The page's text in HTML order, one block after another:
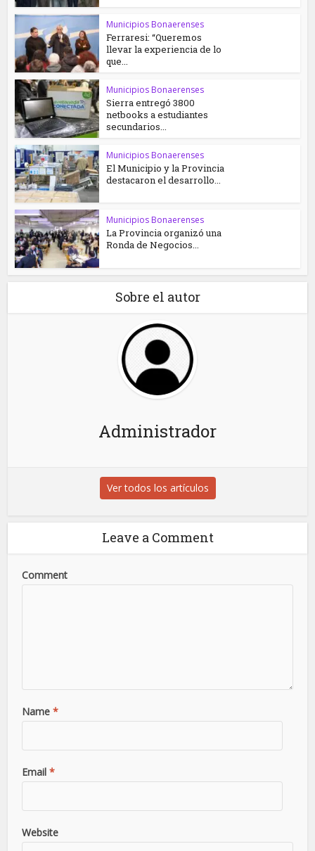
Municipios Bonaerenses
Ferraresi: “Queremos
llevar la experiencia de lo
que...
Municipios Bonaerenses
Sierra entregó 3800
netbooks a estudiantes
secundarios...
Municipios Bonaerenses
El Municipio y la Provincia
destacaron el desarrollo...
Municipios Bonaerenses
La Provincia organizó una
Ronda de Negocios...
Sobre el autor
Administrador
Ver todos los artículos
Leave a Comment
Comment
Name *
Email *
Website